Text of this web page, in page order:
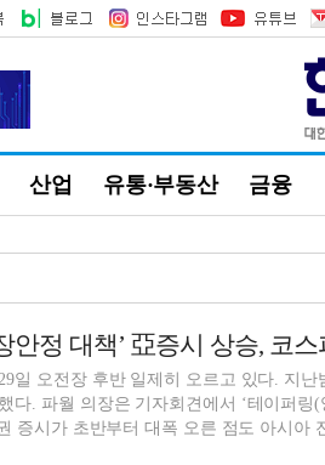
산업 유통·부동산 금융
안정 대책’ 亞증시 상승, 코
일 오전장 후반 일제히 오르고 있다. 지
다. 파월 의장은 기자회견에서 ‘테이퍼
증시가 초반부터 대폭 오른 점도 아시아